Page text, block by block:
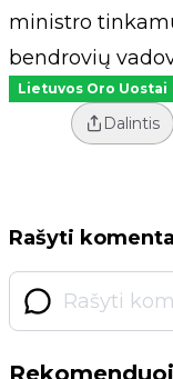
ministro
bendrovių
Lietuvos Oro Uostai
Dalintis
Rašyti